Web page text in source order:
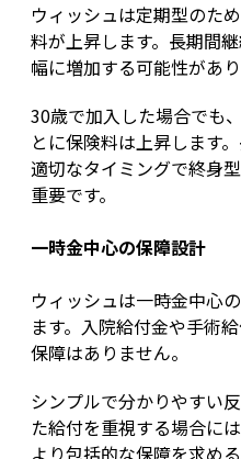
ウィッシュは定期型のた
料が上昇します。長期間
幅に増加する可能性があり
30歳で加入した場合でも
とに保険料は上昇します
適切なタイミングで終身
重要です。
一時金中心の保障設計
ウィッシュは一時金中心
ます。入院給付金や手術
保障はありません。
シンプルで分かりやすい
た給付を重視する場合に